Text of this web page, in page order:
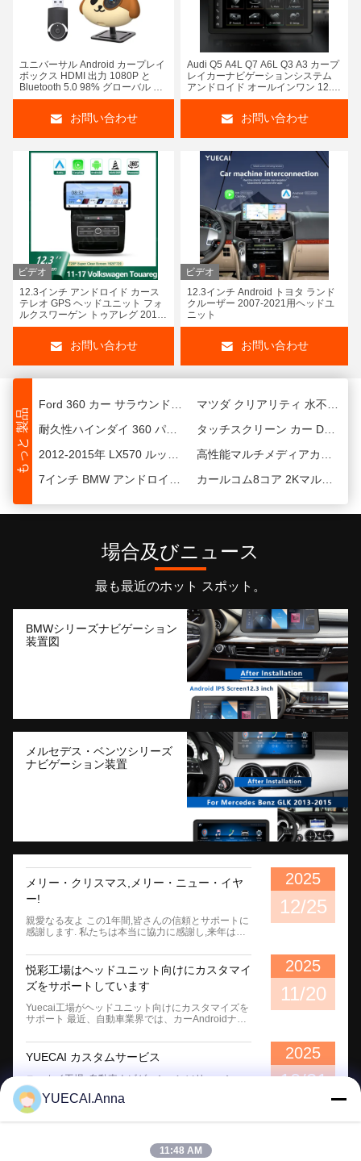
ユニバーサル Android カープレイ
ボックス HDMI 出力 1080P と
Bluetooth 5.0 98% グローバル カ
ー
お問い合わせ
Audi Q5 A4L Q7 A6L Q3 A3 カープ
レイカーナビゲーションシステム
アンドロイド オールインワン 12.3
インチ
お問い合わせ
ビデオ
12.3インチ アンドロイド カース
テレオ GPS ヘッドユニット フォ
ルクスワーゲン トゥアレグ 2011-
2017
お問い合わせ
ビデオ
12.3インチ Android トヨタ ランド
クルーザー 2007-2021用ヘッドユ
ニット
お問い合わせ
もっと 製品
12.3インチWiFiUSBカーマルチメディアプレーヤー FORD Fiesta Androidカービデオプレーヤー
耐久性ハインダイ 360 パノラマカーカメラ 防水 パノラマカーカメラ
タッチスクリーン カー DVD GPS 9"/10"ステレオ カー ラジオ 4G WIFI 8コア CPU
2012-2015年 LX570 ルックス アンドロイド ヘッドユニット 9インチ プラスチックフレーム
高性能マルチメディアカープレーヤー 9 インチ 2006-2014年 INFINITI Gシリーズ
7インチ BMW アンドロイドヘッドユニット GPSステレオ 2004-2010 BMW E60 アンドロイドヘッドユニット
カールコム8コア 2Kマルチメディアプレーヤー オートアンドロイドナビ スナップドラゴン662チップ
12.3インチ Android オートヘッドユニット 2009-2014 レクサス RX270-350
2007年 ホンダ・アコード アンドロイド ヘッドユニット 7TH 10.1インチ 自動車ビデオプレーヤー
12.3インチ ホンダ シビック アンドロイド ヘッドユニット 鉄灰色 アンドロイド マルチメディア プレイヤー 車用
FORD エッジ ハイ アンドロイド カー マルチメディア ナビゲーション プレイヤー 9 インチ アンドロイド カー ステレオ
ユニバーサル カー マルチメディア プレイヤー FORD エクスプローラ 低安卓 カー プレイヤー 9 インチ
2012-2016 FORD エクスプローラー カー マルチメディアプレーヤー 9 インチ アンドロイド カー ラジオ
Ford 360 カー サラウンドビュー カメラ システム 防水 透明性
マツダ クリアリティ 水不流 360 パノラマカメラ 車用 アクセサリー
タッチスクリーン カー DVD GPS 9"/10"ステレオ カー ラジオ 4G WIFI 8コア CPU
高性能マルチメディアカープレーヤー 9 インチ 2006-2014年 INFINITI Gシリーズ
カールコム8コア 2Kマルチメディアプレーヤー オートアンドロイドナビ スナップドラゴン662チップ
場合及びニュース
最も最近のホット スポット。
BMWシリーズナビゲーション
装置図
メルセデス・ベンツシリーズ
ナビゲーション装置
メリー・クリスマス,メリー・ニュー・イヤ
ー!
親愛なる友よ この1年間,皆さんの信頼とサポートに
感謝します. 私たちは本当に協力に感謝し,来年はさ
なたとあなたの家族に 幸せ,平和,そして成功を祈り
ます 挨拶 ユエカイチーム...
2025
12/25
悦彩工場はヘッドユニット向けにカスタマイ
ズをサポートしています
Yuecai工場がヘッドユニット向けにカスタマイズを
サポート 最近、自動車業界では、カーAndroidナビ
サービスの開始が話題となっています。この新しい
サービスは、カーオーナーに、パッケージボック
ス、UI、起動アニメーションのカスタマイズ、およ
びメインユニットの背面パネルロゴのカスタマイズ
など、多数のパーソナライズされたオプションを提
供します。 このサービスの一環として、カーオーナ
ーは、好みに合わせて車載Androidナビゲーション
システムの外観を調整できるようになりました。カ
合わせてさまざまなスタイル...
2025
11/20
YUECAI カスタムサービス
ユエカイ工場: 自動車ナビゲーションソリューショ
ンのワンストップショップ 自動車ナビゲーションシ
ステムに特化した リーダー企業である ユーケイ工
場は 業界における 優れた サービス提供者として 注
目されていますカスタマイズされたパッケージング
ザインまで,ユエカイ工場は,各クライアントの特定
のニーズを満たすために選択肢の多様な範囲を提供
2025
10/21
YUECAI.Anna
11:48 AM